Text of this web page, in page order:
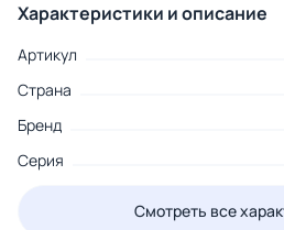
Характеристики и описание
Артикул
Страна
Бренд
Серия
Смотреть все